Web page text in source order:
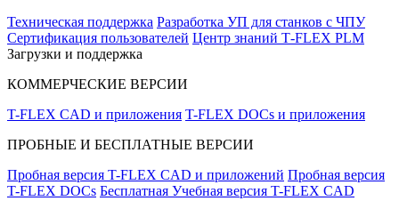
Техническая поддержка Разработка УП для станков с ЧПУ
Сертификация пользователей Центр знаний T‑FLEX PLM
Загрузки и поддержка
КОММЕРЧЕСКИЕ ВЕРСИИ
T-FLEX CAD и приложения T-FLEX DOCs и приложения
ПРОБНЫЕ И БЕСПЛАТНЫЕ ВЕРСИИ
Пробная версия T-FLEX CAD и приложений Пробная версия
T-FLEX DOCs Бесплатная Учебная версия T-FLEX CAD